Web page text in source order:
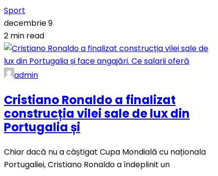
Sport
decembrie 9
2 min read
admin
Cristiano Ronaldo a finalizat
construcția vilei sale de lux din
Portugalia și
Chiar dacă nu a câștigat Cupa Mondială cu naționala
Portugaliei, Cristiano Ronaldo a îndeplinit un